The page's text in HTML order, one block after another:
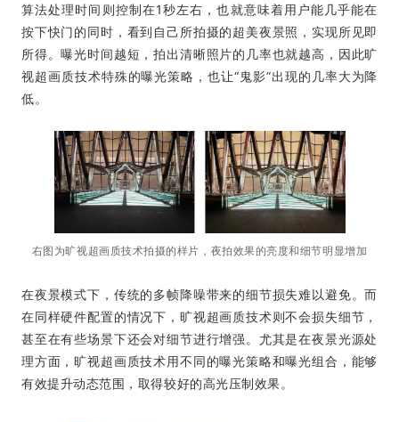
算法处理时间则控制在1秒左右，也就意味着用户能几乎能在
按下快门的同时，看到自己所拍摄的超美夜景照，实现所见即
所得。曝光时间越短，拍出清晰照片的几率也就越高，因此旷
视超画质技术特殊的曝光策略，也让“鬼影”出现的几率大为降
低。
右图为旷视超画质技术拍摄的样片，夜拍效果的亮度和细节明显增加
在夜景模式下，传统的多帧降噪带来的细节损失难以避免。而
在同样硬件配置的情况下，旷视超画质技术则不会损失细节，
甚至在有些场景下还会对细节进行增强。尤其是在夜景光源处
理方面，旷视超画质技术用不同的曝光策略和曝光组合，能够
有效提升动态范围，取得较好的高光压制效果。